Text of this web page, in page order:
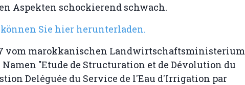
Aspekten schockierend schwach.
Sie hier herunterladen.
vom marokkanischen Landwirtschaftsministerium
"Etude de Structuration et de Dévolution du
Deléguée du Service de l'Eau d'Irrigation par